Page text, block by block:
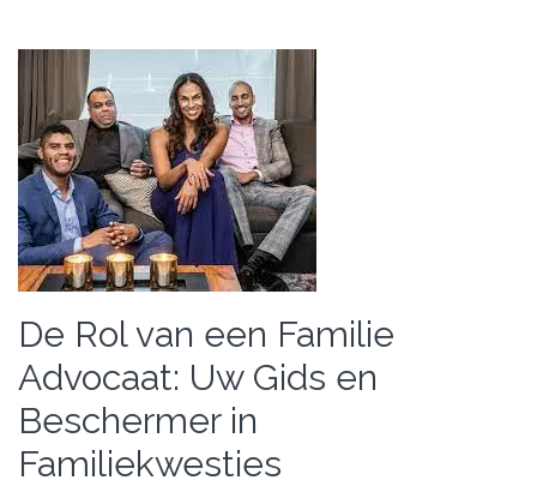
De Rol van een Familie
Advocaat: Uw Gids en
Beschermer in
Familiekwesties